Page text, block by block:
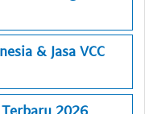
& Jasa VCC
2026